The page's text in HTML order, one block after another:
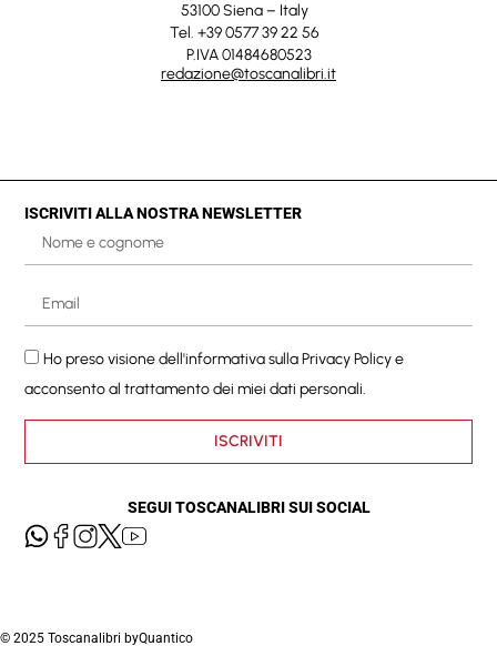
53100 Siena – Italy
Tel. +39 0577 39 22 56
P.IVA 01484680523
redazione@toscanalibri.it
ISCRIVITI ALLA NOSTRA NEWSLETTER
Ho preso visione dell'informativa sullaPrivacy Policye
acconsento al trattamento dei miei dati personali.
ISCRIVITI
SEGUI TOSCANALIBRI SUI SOCIAL
© 2025 Toscanalibri byQuantico